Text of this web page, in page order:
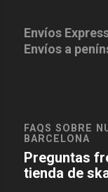
Envíos
Envíos a
FAQS SOBRE
BARCELONA
Preguntas
tienda de